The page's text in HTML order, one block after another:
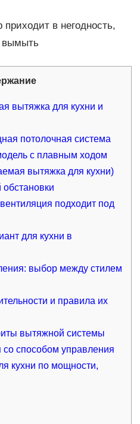
в негодность,
вымыть
вытяжка для кухни и
потолочная система
с плавным ходом
вытяжка для кухни)
подходит под
для кухни в
выбор между стилем
и правила их
вытяжной системы
со способом управления
кухни по мощности,